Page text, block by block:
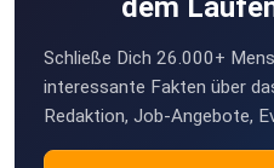
dem
Schließe Dich 26.000+
interessante Fakten über
Redaktion, Job-Angebote,